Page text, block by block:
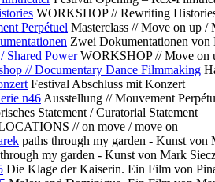
WORKSHOP // Rewriting
Perpétuel Masterclass // Move on up /
Zwei Dokumentationen von
Shared Power WORKSHOP // Move on
// Documentary Dance Filmmaking
Festival Abschluss mit Konzert
n46 Ausstellung // Mouvement
Statement / Curatorial Statement
// on move / move on
paths through my garden - Kunst von
my garden - Kunst von Mark
Die Klage der Kaiserin. Ein Film von